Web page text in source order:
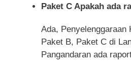
Paket C Apakah ada
Ada, Penyelenggaraan
Paket B, Paket C di
Pangandaran ada